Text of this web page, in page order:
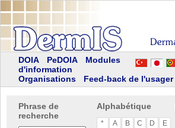
DOIA PeDOIA
Modules
d'information
Organisations
Feed-back de l'usager
Phrase de
recherche
Alphabétique
* A B C D
E